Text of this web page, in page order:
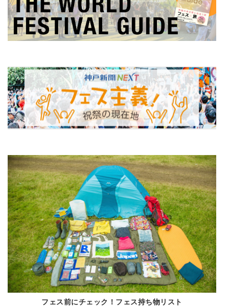
フェス前にチェック！フェス持ち物リスト